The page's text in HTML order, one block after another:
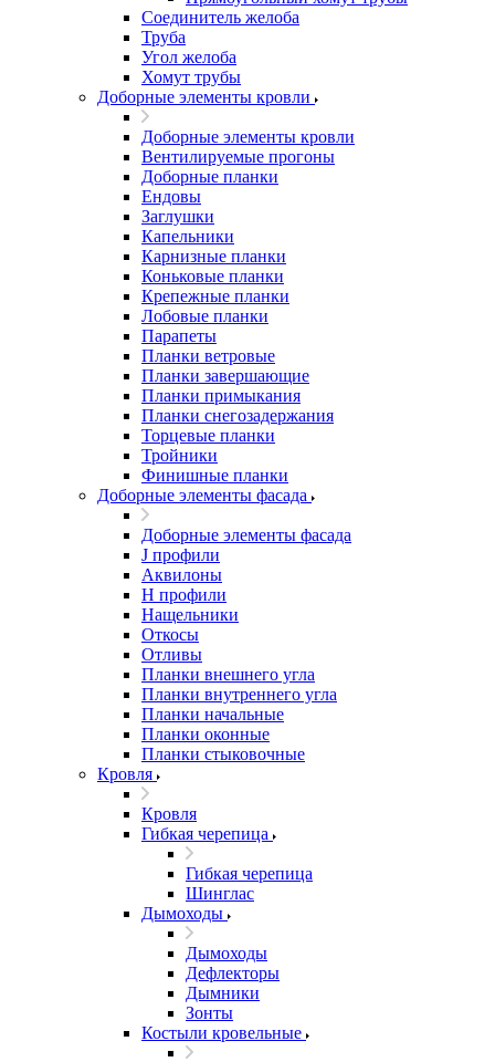
Соединитель желоба
Труба
Угол желоба
Хомут трубы
Доборные элементы кровли
Доборные элементы кровли
Вентилируемые прогоны
Доборные планки
Ендовы
Заглушки
Капельники
Карнизные планки
Коньковые планки
Крепежные планки
Лобовые планки
Парапеты
Планки ветровые
Планки завершающие
Планки примыкания
Планки снегозадержания
Торцевые планки
Тройники
Финишные планки
Доборные элементы фасада
Доборные элементы фасада
J профили
Аквилоны
Н профили
Нащельники
Откосы
Отливы
Планки внешнего угла
Планки внутреннего угла
Планки начальные
Планки оконные
Планки стыковочные
Кровля
Кровля
Гибкая черепица
Гибкая черепица
Шинглас
Дымоходы
Дымоходы
Дефлекторы
Дымники
Зонты
Костыли кровельные